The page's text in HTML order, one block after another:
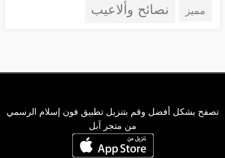
مميز نصائح وألاعيب
تصفح بشكل أفضل وقم بتنزيل تطبيق فون إسلام الرسمي
من متجر آبل